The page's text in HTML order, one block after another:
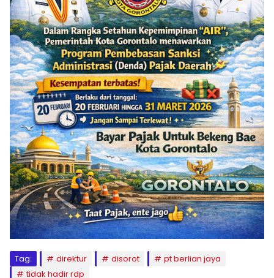
Tag: direktur disorot
pt berlian jaya
tidak hadir rdp